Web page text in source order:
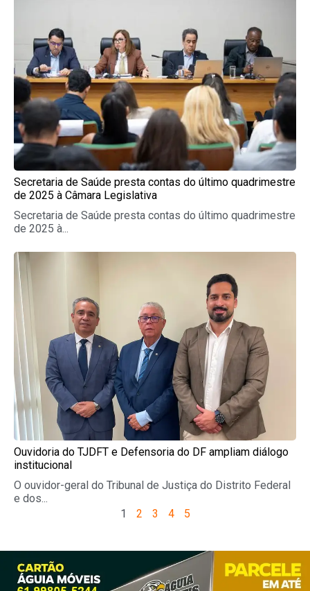
Secretaria de Saúde presta contas do último quadrimestre
de 2025 à Câmara Legislativa
Secretaria de Saúde presta contas do último quadrimestre
de 2025 à...
Ouvidoria do TJDFT e Defensoria do DF ampliam diálogo
institucional
O ouvidor-geral do Tribunal de Justiça do Distrito Federal
e dos...
1
2 3 4 5